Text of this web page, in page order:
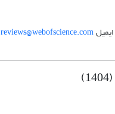
reviews@webofscience.com